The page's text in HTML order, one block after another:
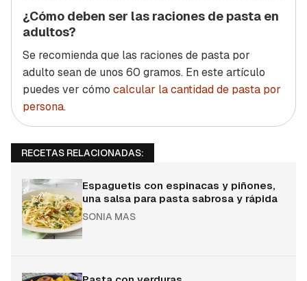
¿Cómo deben ser las raciones de pasta en
adultos?
Se recomienda que las raciones de pasta por
adulto sean de unos 60 gramos. En este artículo
puedes ver cómo calcular la cantidad de pasta por
persona.
RECETAS RELACIONADAS:
Espaguetis con espinacas y piñones,
una salsa para pasta sabrosa y rápida
SONIA MAS